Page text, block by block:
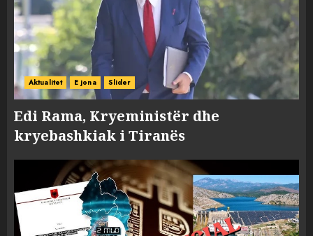
Aktualitet E jona Slider
Edi Rama, Kryeministër dhe
kryebashkiak i Tiranës